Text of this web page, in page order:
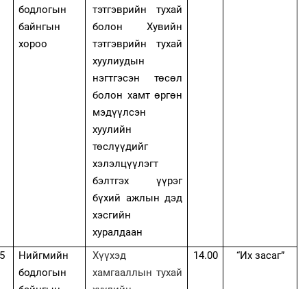
бодлогын
байнгын
хороо
тэтгэврийн тухай
болон Хувийн
тэтгэврийн тухай
хуулиудын
нэгтгэсэн төсөл
болон хамт өргөн
мэдүүлсэн
хуулийн
төслүүдийг
хэлэлцүүлэгт
бэлтгэх үүрэг
бүхий ажлын дэд
хэсгийн
хуралдаан
5
Нийгмийн
бодлогын
Хүүхэд
хамгааллын тухай
14.00 “Их засаг”